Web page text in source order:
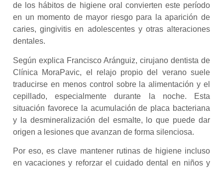
de los hábitos de higiene oral convierten este período
en un momento de mayor riesgo para la aparición de
caries, gingivitis en adolescentes y otras alteraciones
dentales.
Según explica Francisco Aránguiz, cirujano dentista de
Clínica MoraPavic, el relajo propio del verano suele
traducirse en menos control sobre la alimentación y el
cepillado, especialmente durante la noche. Esta
situación favorece la acumulación de placa bacteriana
y la desmineralización del esmalte, lo que puede dar
origen a lesiones que avanzan de forma silenciosa.
Por eso, es clave mantener rutinas de higiene incluso
en vacaciones y reforzar el cuidado dental en niños y